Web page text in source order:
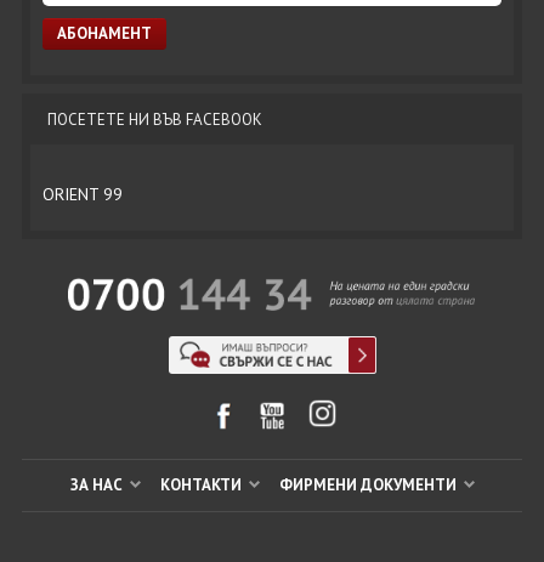
ПОСЕТЕТЕ НИ ВЪВ FACEBOOK
ORIENT 99
ЗА НАС КОНТАКТИ ФИРМЕНИ ДОКУМЕНТИ